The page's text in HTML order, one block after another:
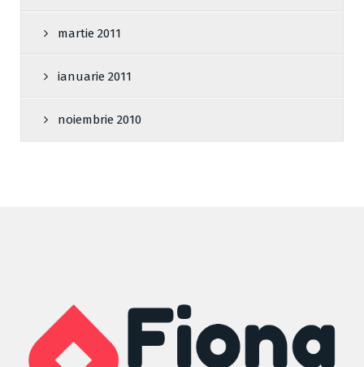
martie 2011
ianuarie 2011
noiembrie 2010